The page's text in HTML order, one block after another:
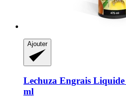
Ajouter
Lechuza Engrais
ml